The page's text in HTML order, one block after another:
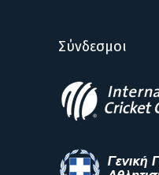
Σύνδεσμοι